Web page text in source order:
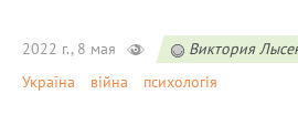
2022 г., 8 мая
Виктория
Україна
війна психологія